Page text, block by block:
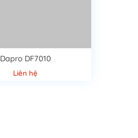
Dapro DF7010
Liên hệ